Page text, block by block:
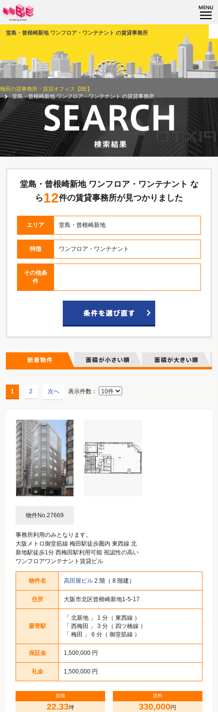
堂島・曾根崎新地 ワンフロア・ワンテナント の賃貸事務所
梅田の貸事務所・賃貸オフィス【BE】
堂島・曾根崎新地 ワンフロア・ワンテナント の賃貸事務所
堂島・曾根崎新地 ワンフロア・ワンテナント な
ら12件の賃貸事務所が見つかりました
エリア 堂島・曾根崎新地
特徴 ワンフロア・ワンテナント
その他条
件
1 2 次へ 表示件数：
物件No.27669
事務所利用のみとなります。
大阪メトロ御堂筋線 梅田駅徒歩圏内 東西線 北
新地駅徒歩1分 西梅田駅利用可能 視認性の高い
ワンフロアワンテナント賃貸ビル
物件名 高田屋ビル 2 階（ 8 階建）
住所 大阪市北区曾根崎新地1-5-17
最寄駅
「 北新地 」 1 分（ 東西線 ）
「 西梅田
」 3 分（ 四ツ橋線 ）
「 梅田 」 6 分（ 御堂筋線 ）
保証金 1,500,000 円
礼金 1,500,000 円
面積
22.33坪
賃料
330,000円